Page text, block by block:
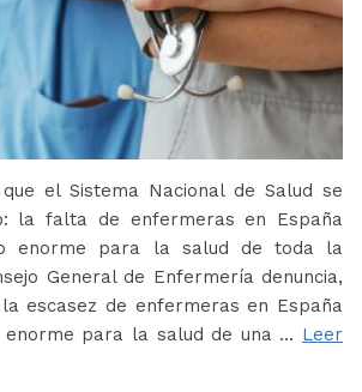
que el Sistema Nacional de Salud se
la falta de enfermeras en España
enorme para la salud de toda la
General de Enfermería denuncia,
escasez de enfermeras en España
enorme para la salud de una … Leer